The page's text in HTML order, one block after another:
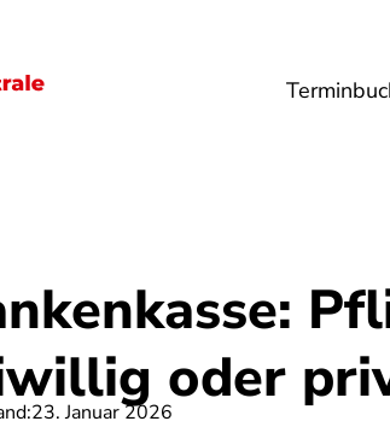
Lebensmittel
oder
23. Januar 2026